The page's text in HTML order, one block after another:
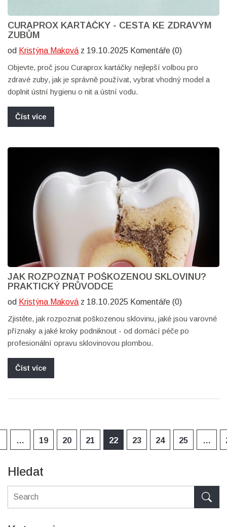
CURAPROX KARTÁČKY - CESTA KE ZDRAVÝM
ZUBŮM
od Kristýna Maková z 19.10.2025 Komentáře (0)
Objevte, proč jsou Curaprox kartáčky nejlepší volbou pro
zdravé zuby, jak je správně používat, vybrat vhodný model a
doplnit ústní hygienu o nit a ústní vodu.
Číst více
JAK ROZPOZNAT POŠKOZENOU SKLOVINU?
PRAKTICKÝ PRŮVODCE
od Kristýna Maková z 18.10.2025 Komentáře (0)
Zjistěte, jak rozpoznat poškozenou sklovinu, jaké jsou varovné
příznaky a jaké kroky podniknout - od domácí péče po
profesionální opravu sklovinovou plombou.
Číst více
… 19 20 21 22 23 24 25 …
Hledat